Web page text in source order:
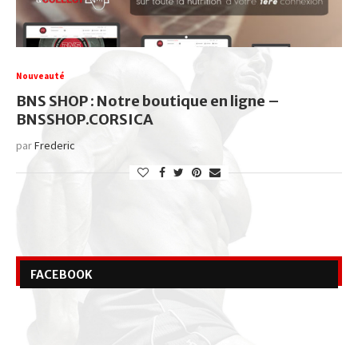
Nouveauté
BNS SHOP : Notre boutique en ligne –
BNSSHOP.CORSICA
parFrederic
FACEBOOK